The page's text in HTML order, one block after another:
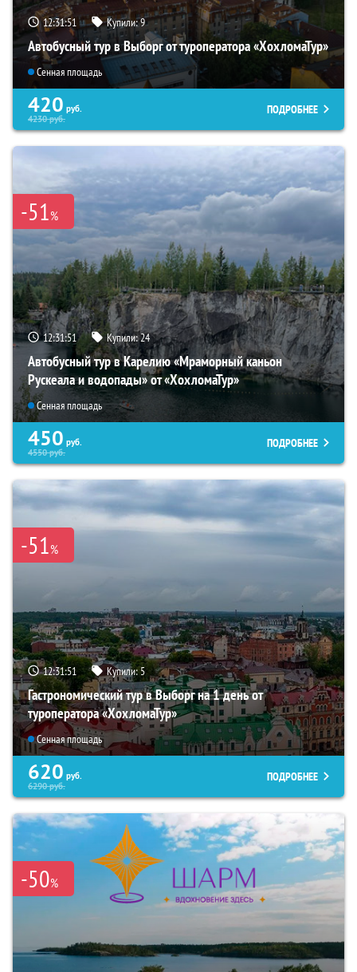
12:31:50 Купили:9
Автобусный тур в Выборг от туроператора «ХохломаТур»
Сенная площадь
420 руб.
4230руб.
ПОДРОБНЕЕ
-51%
12:31:50 Купили:24
Автобусный тур в Карелию «Мраморный каньон
Рускеала и водопады» от «ХохломаТур»
Сенная площадь
450 руб.
4550руб.
ПОДРОБНЕЕ
-51%
12:31:50 Купили:5
Гастрономический тур в Выборг на 1 день от
туроператора «ХохломаТур»
Сенная площадь
620 руб.
6290руб.
ПОДРОБНЕЕ
-50%